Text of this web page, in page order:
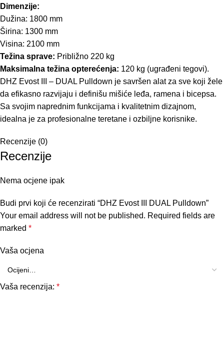
Dimenzije:
Dužina: 1800 mm
Širina: 1300 mm
Visina: 2100 mm
Težina sprave: Približno 220 kg
Maksimalna težina opterećenja: 120 kg (ugrađeni tegovi).
DHZ Evost III – DUAL Pulldown je savršen alat za sve koji žele
da efikasno razvijaju i definišu mišiće leđa, ramena i bicepsa.
Sa svojim naprednim funkcijama i kvalitetnim dizajnom,
idealna je za profesionalne teretane i ozbiljne korisnike.
Recenzije (0)
Recenzije
Nema ocjene ipak
Budi prvi koji će recenzirati “DHZ Evost III DUAL Pulldown”
Your email address will not be published. Required fields are
marked *
Vaša ocjena
Vaša recenzija: *